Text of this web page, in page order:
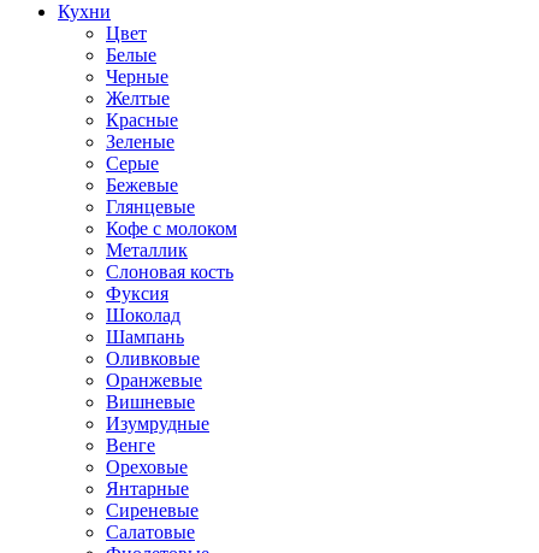
Кухни
Цвет
Белые
Черные
Желтые
Красные
Зеленые
Серые
Бежевые
Глянцевые
Кофе с молоком
Металлик
Слоновая кость
Фуксия
Шоколад
Шампань
Оливковые
Оранжевые
Вишневые
Изумрудные
Венге
Ореховые
Янтарные
Сиреневые
Салатовые